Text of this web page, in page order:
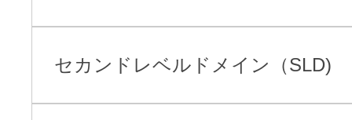
セカンドレベルドメイン（SLD)